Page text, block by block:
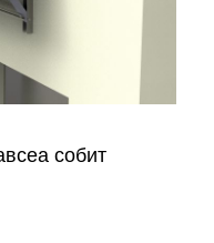
собит